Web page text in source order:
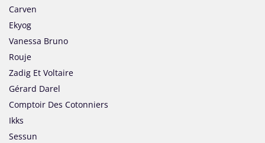
Carven
Ekyog
Vanessa Bruno
Rouje
Zadig Et Voltaire
Gérard Darel
Comptoir Des Cotonniers
Ikks
Sessun